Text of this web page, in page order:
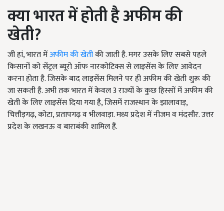
क्या भारत में होती है अफीम की
खेती?
जी हां, भारत मेंअफीम की खेतीकी जाती है. मगर उसके लिए सबसे पहले
किसानों को सेंट्रल ब्यूरो ऑफ नारकोटिक्स से लाइसेंस के लिए आवेदन
करना होता है. जिसके बाद लाइसेंस मिलने पर ही अफीम की खेती शुरू की
जा सकती है. अभी तक भारत में केवल 3 राज्यों के कुछ हिस्सों में अफीम की
खेती के लिए लाइसेंस दिया गया है, जिसमें राजस्थान के झालावाड़,
चित्तौड़गढ़, कोटा, प्रतापगढ़ व भीलवाड़ा. मध्य प्रदेश में नीजम व मंदसौर. उत्तर
प्रदेश के लखनऊ व बाराबंकी शामिल हैं.